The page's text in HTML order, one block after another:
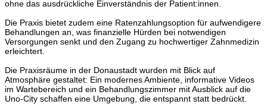
ohne das ausdrückliche Einverständnis der Patient:innen.
Die Praxis bietet zudem eine Ratenzahlungsoption für aufwendigere
Behandlungen an, was finanzielle Hürden bei notwendigen
Versorgungen senkt und den Zugang zu hochwertiger Zahnmedizin
erleichtert.
Die Praxisräume in der Donaustadt wurden mit Blick auf
Atmosphäre gestaltet: Ein modernes Ambiente, informative Videos
im Wartebereich und ein Behandlungszimmer mit Ausblick auf die
Uno-City schaffen eine Umgebung, die entspannt statt bedrückt.